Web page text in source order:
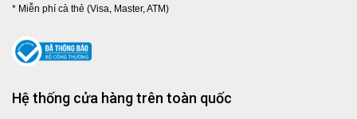
* Miễn phí cà thẻ (Visa, Master, ATM)
Hệ thống cửa hàng trên toàn quốc